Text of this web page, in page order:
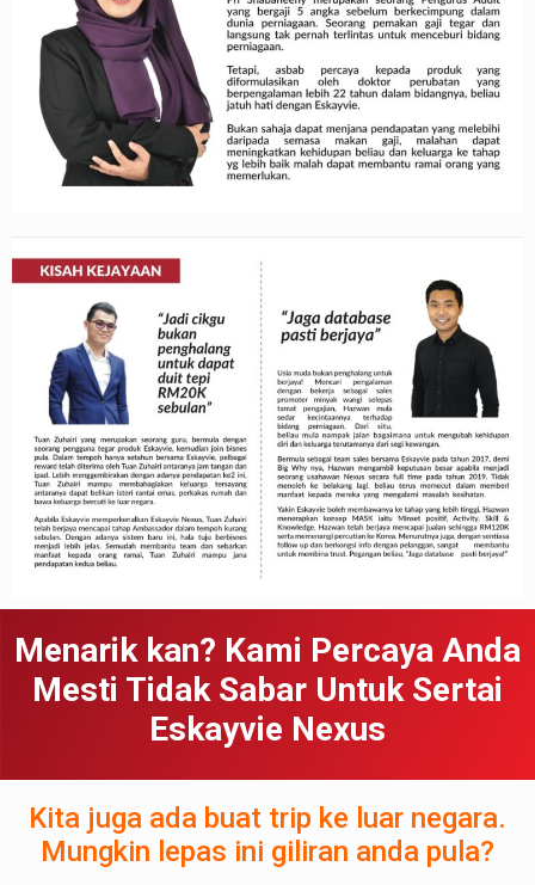
Menarik kan? Kami Percaya Anda
Mesti Tidak Sabar Untuk Sertai
Eskayvie Nexus
Kita juga ada buat trip ke luar negara.
Mungkin lepas ini giliran anda pula?